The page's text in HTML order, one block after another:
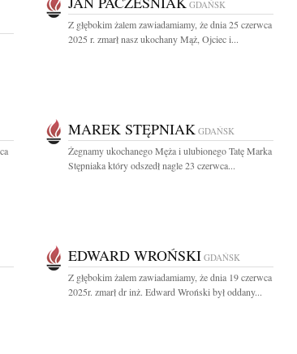
GDAŃSK
Z głębokim żalem zawiadamiamy, że dnia 25 czerwca
2025 r. zmarł nasz ukochany Mąż, Ojciec i...
MAREK STĘPNIAK GDAŃSK
Żegnamy ukochanego Męża i ulubionego Tatę Marka
Stępniaka który odszedł nagle 23 czerwca...
EDWARD WROŃSKI GDAŃSK
Z głębokim żalem zawiadamiamy, że dnia 19 czerwca
2025r. zmarł dr inż. Edward Wroński był oddany...